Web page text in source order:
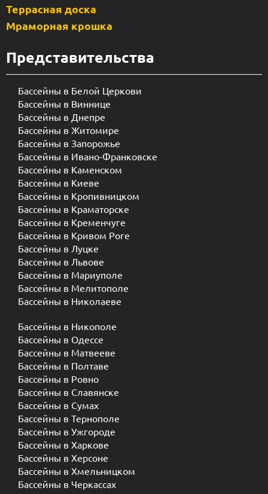
Террасная доска
Мраморная крошка
Представительства
Бассейны в Белой Церкови
Бассейны в Виннице
Бассейны в Днепре
Бассейны в Житомире
Бассейны в Запорожье
Бассейны в Ивано-Франковске
Бассейны в Каменском
Бассейны в Киеве
Бассейны в Кропивницком
Бассейны в Краматорске
Бассейны в Кременчуге
Бассейны в Кривом Роге
Бассейны в Луцке
Бассейны в Львове
Бассейны в Мариуполе
Бассейны в Мелитополе
Бассейны в Николаеве
Бассейны в Никополе
Бассейны в Одессе
Бассейны в Матвееве
Бассейны в Полтаве
Бассейны в Ровно
Бассейны в Славянске
Бассейны в Сумах
Бассейны в Тернополе
Бассейны в Ужгороде
Бассейны в Харкове
Бассейны в Херсоне
Бассейны в Хмельницком
Бассейны в Черкассах